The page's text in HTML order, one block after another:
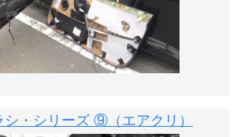
・シリーズ ⑨（エアクリ）